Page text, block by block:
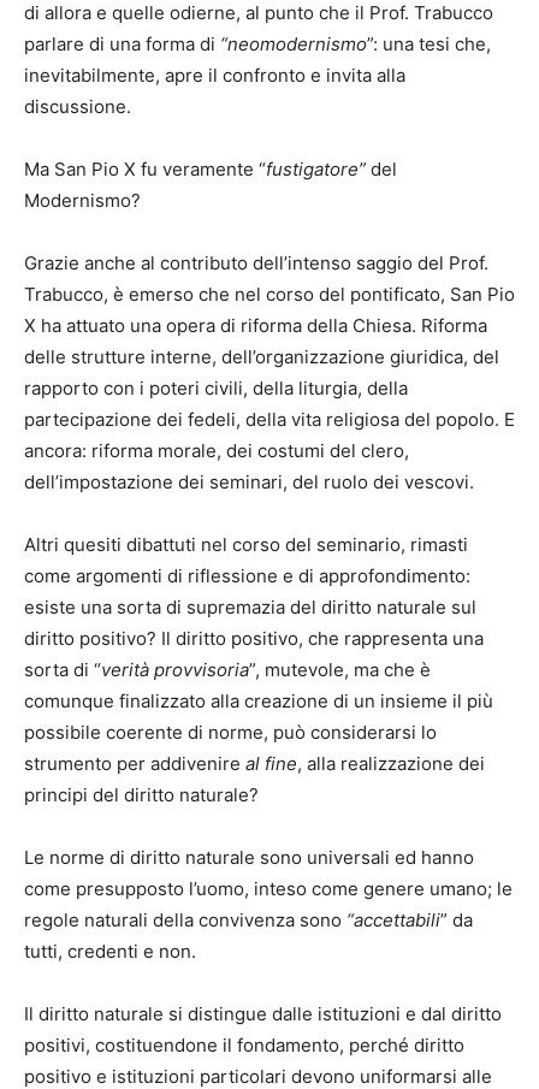
di allora e quelle odierne, al punto che il Prof. Trabucco
parlare di una forma di “neomodernismo”: una tesi che,
inevitabilmente, apre il confronto e invita alla
discussione.
Ma San Pio X fu veramente “fustigatore” del
Modernismo?
Grazie anche al contributo dell’intenso saggio del Prof.
Trabucco, è emerso che nel corso del pontificato, San Pio
X ha attuato una opera di riforma della Chiesa. Riforma
delle strutture interne, dell’organizzazione giuridica, del
rapporto con i poteri civili, della liturgia, della
partecipazione dei fedeli, della vita religiosa del popolo. E
ancora: riforma morale, dei costumi del clero,
dell’impostazione dei seminari, del ruolo dei vescovi.
Altri quesiti dibattuti nel corso del seminario, rimasti
come argomenti di riflessione e di approfondimento:
esiste una sorta di supremazia del diritto naturale sul
diritto positivo? Il diritto positivo, che rappresenta una
sorta di “verità provvisoria”, mutevole, ma che è
comunque finalizzato alla creazione di un insieme il più
possibile coerente di norme, può considerarsi lo
strumento per addivenire al fine, alla realizzazione dei
principi del diritto naturale?
Le norme di diritto naturale sono universali ed hanno
come presupposto l’uomo, inteso come genere umano; le
regole naturali della convivenza sono “accettabili” da
tutti, credenti e non.
Il diritto naturale si distingue dalle istituzioni e dal diritto
positivi, costituendone il fondamento, perché diritto
positivo e istituzioni particolari devono uniformarsi alle